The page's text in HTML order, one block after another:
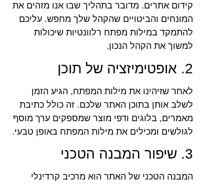
קידום אתרים. מדובר בתהליך שבו אנו מזהים את
המונחים והביטויים שהקהל שלך מחפש. עליכם
להתמקד במילות מפתח רלוונטיות שיכולות
למשוך את הקהל הנכון.
2. אופטימיזציה של תוכן
לאחר שזיהינו את מילות המפתח, הגיע הזמן
לשלב אותן בתוכן האתר שלכם. זה כולל כתיבת
מאמרים, בלוגים ודפי מוצר שמספקים ערך מוסף
לגולשים ומכילים את מילות המפתח באופן טבעי.
3. שיפור המבנה הטכני
המבנה הטכני של האתר הוא מרכיב קרדינלי